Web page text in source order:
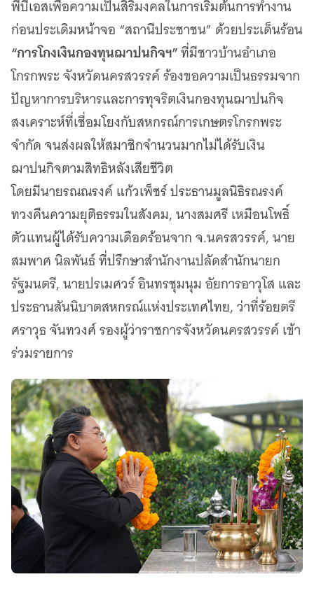
พีบีเอสเพื่อความเป็นสิริมงคลในการเริ่มต้นการทำงาน
ก่อนประเดิมหน้าจอ “สถานีประชาชน” ด้วยประเด็นร้อน
“การโกงเงินกองทุนฌาปนกิจฯ”ที่มีชาวบ้านอำเภอ
โกรกพระ จังหวัดนครสวรรค์ ร้องขอความเป็นธรรมจาก
ปัญหาการบริหารและการทุจริตเงินกองทุนฌาปนกิจ
สงเคราะห์ที่เชื่อมโยงกับสหกรณ์การเกษตรโกรกพระ
จำกัด จนส่งผลให้สมาชิกจำนวนมากไม่ได้รับเงิน
ฌาปนกิจตามสิทธิหลังเสียชีวิต
โดยมีนายรณณรงค์ แก้วเพ็ชร์ ประธานมูลนิธิรณรงค์
ทวงคืนความยุติธรรมในสังคม, นางสมศรี เหมือนโพธิ์
ตัวแทนผู้ได้รับความเดือดร้อนจาก จ.นครสวรรค์, นาย
สมพาศ นิลพันธ์ ที่ปรึกษาสำนักงานปลัดสำนักนายก
รัฐมนตรี, นายปรเมศวร์ อินทรชุมนุม อัยการอาวุโส และ
ประธานสันนิบาตสหกรณ์แห่งประเทศไทย, ว่าที่ร้อยตรี
ศราวุธ จันทวงศ์ รองผู้ว่าราชการจังหวัดนครสวรรค์ เข้า
ร่วมรายการ